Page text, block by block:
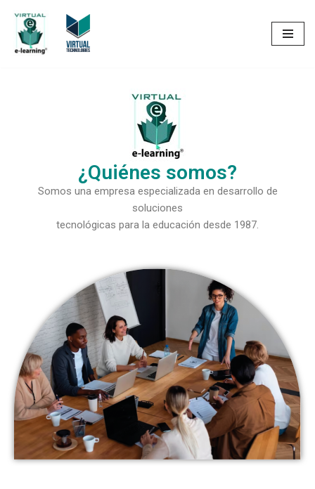
Saltar
al
¿Quiénes somos?
Somos una empresa especializada en desarrollo de
soluciones
tecnológicas para la educación desde 1987.